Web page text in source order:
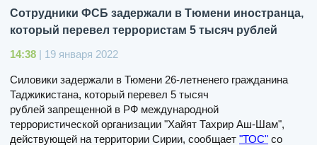
Сотрудники ФСБ задержали в Тюмени иностранца,
который перевел террористам 5 тысяч рублей
14:38 | 19 января 2022
Силовики задержали в Тюмени 26-летненего гражданина
Таджикистана, который перевел 5 тысяч
рублей запрещенной в РФ международной
террористической организации "Хайят Тахрир Аш-Шам",
действующей на территории Сирии, сообщает "ТОС" со